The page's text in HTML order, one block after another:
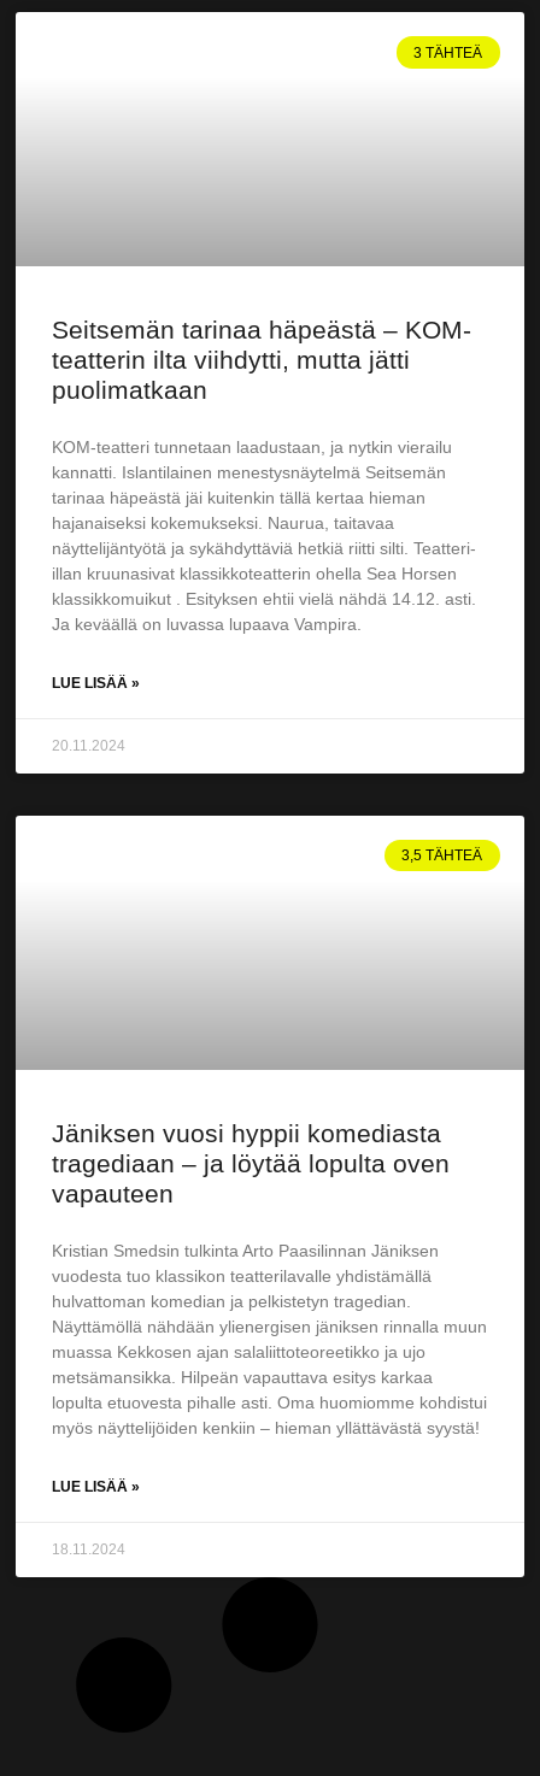
3 TÄHTEÄ
Seitsemän tarinaa häpeästä – KOM-
teatterin ilta viihdytti, mutta jätti
puolimatkaan
KOM-teatteri tunnetaan laadustaan, ja nytkin vierailu
kannatti. Islantilainen menestysnäytelmä Seitsemän
tarinaa häpeästä jäi kuitenkin tällä kertaa hieman
hajanaiseksi kokemukseksi. Naurua, taitavaa
näyttelijäntyötä ja sykähdyttäviä hetkiä riitti silti. Teatteri-
illan kruunasivat klassikkoteatterin ohella Sea Horsen
klassikkomuikut . Esityksen ehtii vielä nähdä 14.12. asti.
Ja keväällä on luvassa lupaava Vampira.
LUE LISÄÄ »
20.11.2024
3,5 TÄHTEÄ
Jäniksen vuosi hyppii komediasta
tragediaan – ja löytää lopulta oven
vapauteen
Kristian Smedsin tulkinta Arto Paasilinnan Jäniksen
vuodesta tuo klassikon teatterilavalle yhdistämällä
hulvattoman komedian ja pelkistetyn tragedian.
Näyttämöllä nähdään ylienergisen jäniksen rinnalla muun
muassa Kekkosen ajan salaliittoteoreetikko ja ujo
metsämansikka. Hilpeän vapauttava esitys karkaa
lopulta etuovesta pihalle asti. Oma huomiomme kohdistui
myös näyttelijöiden kenkiin – hieman yllättävästä syystä!
LUE LISÄÄ »
18.11.2024